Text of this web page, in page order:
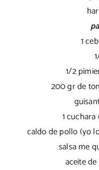
1
1/2
200 gr de
1
caldo de pollo (yo
salsa me
aceite